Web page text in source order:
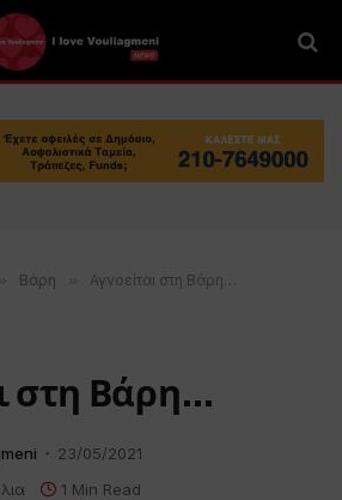
» Βάρη » Αγνοείται στη Βάρη…
στη Βάρη…
23/05/2021
1 Min Read